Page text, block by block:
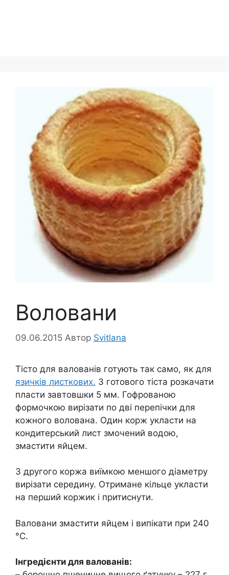
Воловани
09.06.2015 Автор Svitlana
Тісто для валованів готують так само, як для
язичків листкових. З готового тіста розкачати
пласти завтовшки 5 мм. Гофрованою
формочкою вирізати по дві перепічки для
кожного волована. Один корж укласти на
кондитерський лист змочений водою,
змастити яйцем.
З другого коржа виїмкою меншого діаметру
вирізати середину. Отримане кільце укласти
на перший коржик і притиснути.
Валовани змастити яйцем і випікати при 240
°C.
Інгредієнти для валованів: